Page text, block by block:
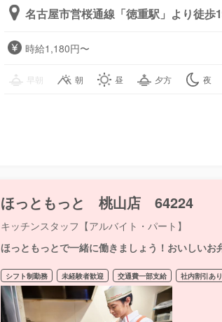
名古屋市営桜通線「徳重駅」より徒歩
時給1,180円〜
早朝 朝 昼 夕方 夜
ほっともっと 桃山店 64224
キッチンスタッフ【アルバイト・パート】
ほっともっとで一緒に働きましょう！おいしい
シフト制勤務 未経験者歓迎 交通費一部支給 社内割引あり